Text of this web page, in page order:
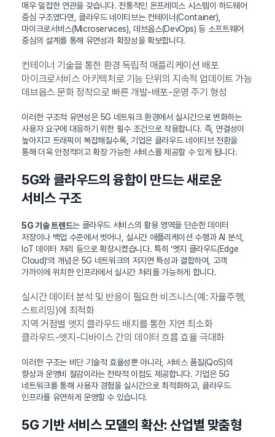
매우 밀접한 연관을 갖습니다. 전통적인 온프레미스 시스템이 하드웨어
중심 구조였다면, 클라우드 네이티브는 컨테이너(Container),
마이크로서비스(Microservices), 데브옵스(DevOps) 등 소프트웨어
중심의 설계를 통해 유연성과 확장성을 확보합니다.
컨테이너 기술을 통한 환경 독립적 애플리케이션 배포
마이크로서비스 아키텍처로 기능 단위의 지속적 업데이트 가능
데브옵스 문화 정착으로 빠른 개발-배포-운영 주기 형성
이러한 구조적 유연성은 5G 네트워크 환경에서 실시간으로 변화하는
사용자 요구에 대응하기 위한 필수 조건으로 작용합니다. 즉, 연결성이
높아지고 트래픽이 복잡해질수록, 기업은 클라우드 네이티브 전환을
통해 더욱 안정적이고 확장 가능한 서비스를 제공할 수 있게 됩니다.
5G와 클라우드의 융합이 만드는 새로운
서비스 구조
5G 기술 트렌드는 클라우드 서비스의 활용 영역을 단순한 데이터
저장이나 백업 수준에서 벗어나, 실시간 애플리케이션 수행과 AI 분석,
IoT 데이터 처리 등으로 확장시켰습니다. 특히 ‘엣지 클라우드(Edge
Cloud)’의 개념은 5G 네트워크의 저지연 특성과 결합하여, 고객
가까이에 위치한 인프라에서 실시간 처리를 가능하게 합니다.
실시간 데이터 분석 및 반응이 필요한 비즈니스(예: 자율주행,
스트리밍)에 최적화
지역 거점별 엣지 클라우드 배치를 통한 지연 최소화
클라우드-엣지-디바이스 간의 데이터 흐름 효율 극대화
이러한 구조는 비단 기술적 효율성뿐 아니라, 서비스 품질(QoS)의
향상과 운영비 절감이라는 전략적 이점도 제공합니다. 기업은 5G
네트워크를 통해 사용자 경험을 실시간으로 최적화하고, 클라우드
인프라를 유연하게 운영할 수 있습니다.
5G 기반 서비스 모델의 확산: 산업별 맞춤형